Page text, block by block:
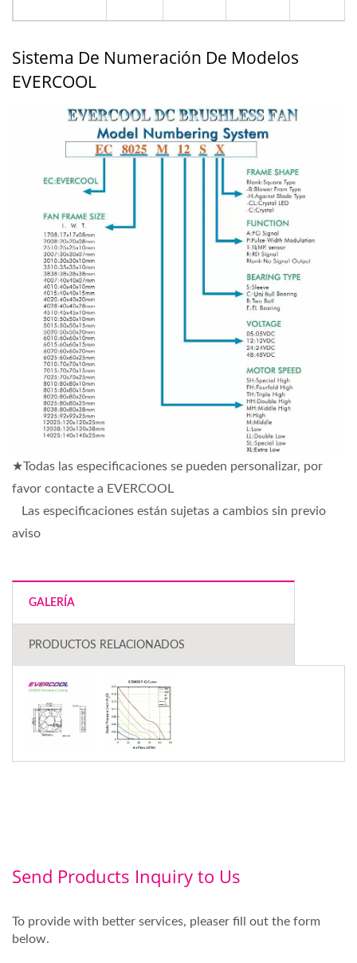
Sistema De Numeración De Modelos
EVERCOOL
★Todas las especificaciones se pueden personalizar, por
favor contacte a EVERCOOL
Las especificaciones están sujetas a cambios sin previo
aviso
GALERÍA
PRODUCTOS RELACIONADOS